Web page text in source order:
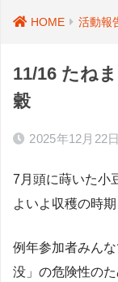
HOME 活動報
11/16 たね
穀
2025年12月22日
7月頭に蒔いた小
よいよ収穫の時期
例年参加者みん
没」の危険性の